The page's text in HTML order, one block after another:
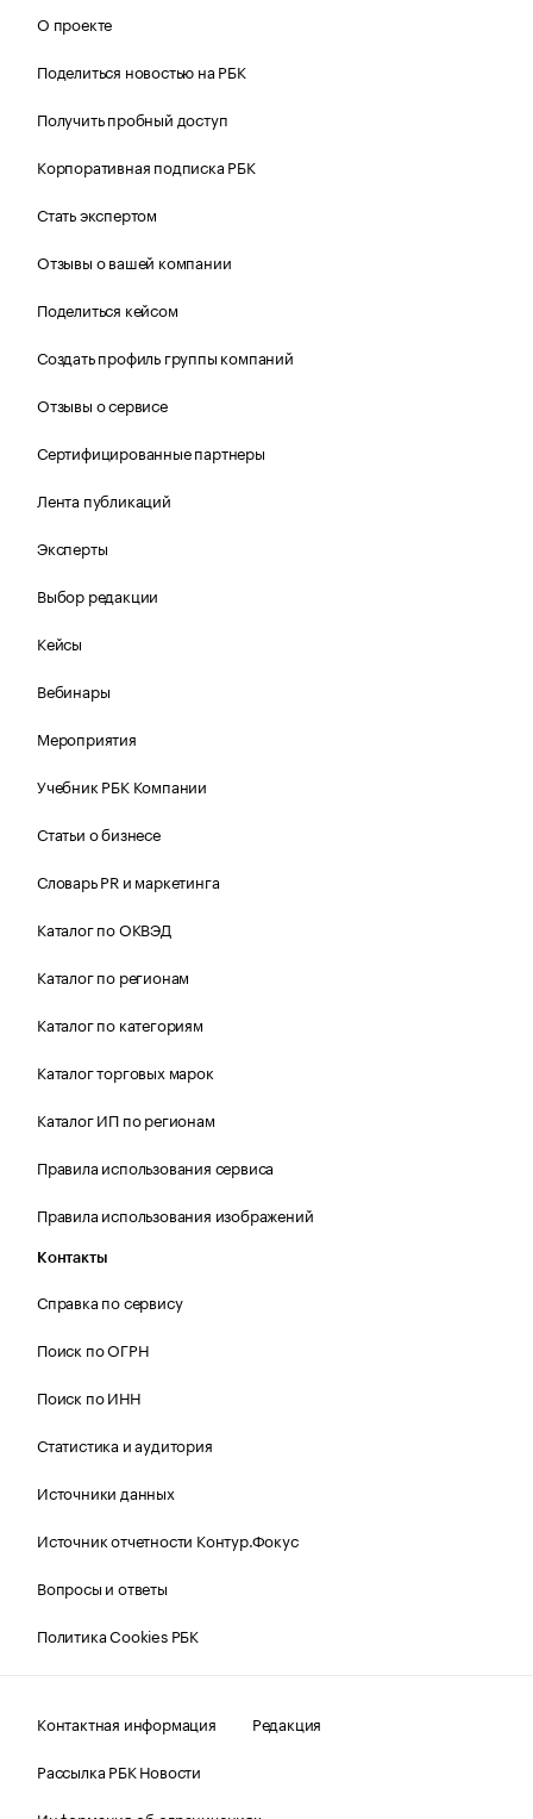
О проекте
Поделиться новостью на РБК
Получить пробный доступ
Корпоративная подписка РБК
Стать экспертом
Отзывы о вашей компании
Поделиться кейсом
Создать профиль группы компаний
Отзывы о сервисе
Сертифицированные партнеры
Лента публикаций
Эксперты
Выбор редакции
Кейсы
Вебинары
Мероприятия
Учебник РБК Компании
Статьи о бизнесе
Словарь PR и маркетинга
Каталог по ОКВЭД
Каталог по регионам
Каталог по категориям
Каталог торговых марок
Каталог ИП по регионам
Правила использования сервиса
Правила использования изображений
Контакты
Справка по сервису
Поиск по ОГРН
Поиск по ИНН
Статистика и аудитория
Источники данных
Источник отчетности Контур.Фокус
Вопросы и ответы
Политика Cookies РБК
Контактная информация
Редакция
Рассылка РБК Новости